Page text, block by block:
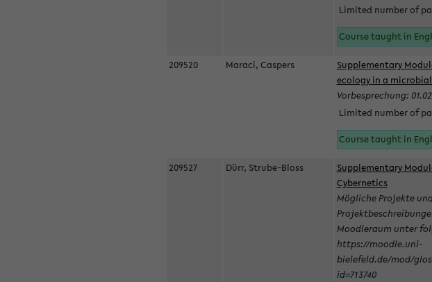
Limited number of
Course taught in
209520 Maraci, Caspers
Supplementary
ecology in a
Vorbesprechung:
Limited number of
Course taught in
209527 Dürr, Strube-Bloss
Supplementary
Cybernetics
Mögliche Projekte
Moodleraum unter
https://moodle.uni-
bielefeld.de/mod/
id=713740